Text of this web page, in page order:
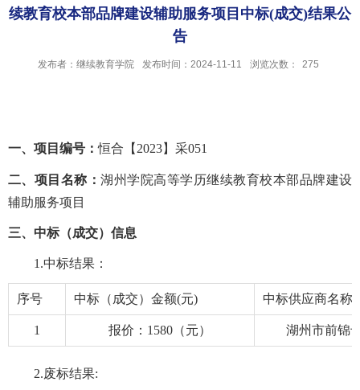
续教育校本部品牌建设辅助服务项目中标(成交)结果公
告
发布者：继续教育学院 发布时间：2024-11-11 浏览次数： 275
一、项目编号：恒合【2023】采051
二、项目名称：湖州学院高等学历继续教育校本部品牌建设
辅助服务项目
三、中标（成交）信息
1.中标结果：
序号 中标（成交）金额(元) 中标供应商名称
1 报价：1580（元） 湖州市前锦
2.废标结果: